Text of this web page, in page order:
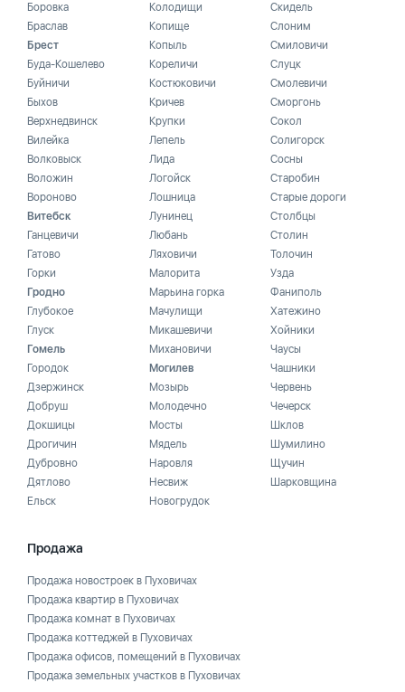
Боровка
Браслав
Брест
Буда-Кошелево
Буйничи
Быхов
Верхнедвинск
Вилейка
Волковыск
Воложин
Вороново
Витебск
Ганцевичи
Гатово
Горки
Гродно
Глубокое
Глуск
Гомель
Городок
Дзержинск
Добруш
Докшицы
Дрогичин
Дубровно
Дятлово
Ельск
Колодищи
Копище
Копыль
Кореличи
Костюковичи
Кричев
Крупки
Лепель
Лида
Логойск
Лошница
Лунинец
Любань
Ляховичи
Малорита
Марьина горка
Мачулищи
Микашевичи
Михановичи
Могилев
Мозырь
Молодечно
Мосты
Мядель
Наровля
Несвиж
Новогрудок
Скидель
Слоним
Смиловичи
Слуцк
Смолевичи
Сморгонь
Сокол
Солигорск
Сосны
Старобин
Старые дороги
Столбцы
Столин
Толочин
Узда
Фаниполь
Хатежино
Хойники
Чаусы
Чашники
Червень
Чечерск
Шклов
Шумилино
Щучин
Шарковщина
Продажа
Продажа новостроек в Пуховичах
Продажа квартир в Пуховичах
Продажа комнат в Пуховичах
Продажа коттеджей в Пуховичах
Продажа офисов, помещений в Пуховичах
Продажа земельных участков в Пуховичах